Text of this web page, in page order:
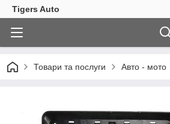
Tigers Auto
Товари та послуги Авто - мото